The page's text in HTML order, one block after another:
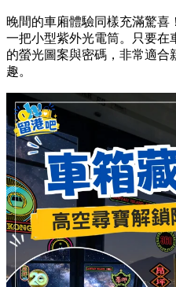
晚間的車廂體驗同樣充滿驚
一把小型紫外光電筒。只要在
的螢光圖案與密碼，非常適合
趣。